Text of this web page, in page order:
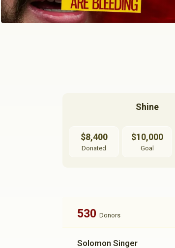
Shine
$8,400
Donated
$10,000
Goal
530 Donors
Solomon Singer